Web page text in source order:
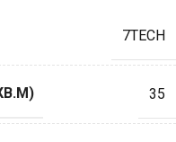
7TECH
35